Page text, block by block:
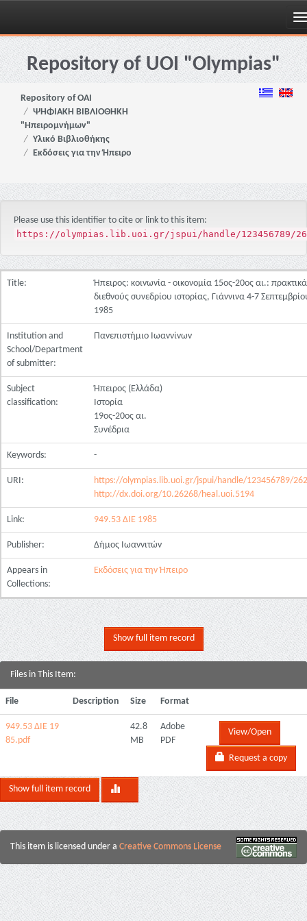
Skip
navigationRepository of UOI "Olympias"
Repository of OAI
ΨΗΦΙΑΚΗ ΒΙΒΛΙΟΘΗΚΗ
"Ηπειρομνήμων"
Υλικό Βιβλιοθήκης
Εκδόσεις για την Ήπειρο
Please use this identifier to cite or link to this item:
https://olympias.lib.uoi.gr/jspui/handle/123456789/
Title:
Ήπειρος: κοινωνία - οικονομία 15ος-20ος αι.: πρακτικά
διεθνούς συνεδρίου ιστορίας, Γιάννινα 4-7
1985
Institution and
School/Department
of submitter:
Πανεπιστήμιο Ιωαννίνων
Subject
classification:
Ήπειρος (Ελλάδα)
Ιστορία
19ος-20ος αι.
Συνέδρια
Keywords: -
URI:
https://olympias.lib.uoi.gr/jspui/handle/123456789/
http://dx.doi.org/10.26268/heal.uoi.5194
Link: 949.53 ΔΙΕ 1985
Publisher: Δήμος Ιωαννιτών
Appears in
Collections:
Εκδόσεις για την Ήπειρο
Show full item record
Files in This Item:
File Description Size Format
949.53 ΔΙΕ 19
85.pdf
42.8
MB
Adobe
PDF
View/Open
Request a copy
Show full item record
This item is licensed under a Creative Commons License